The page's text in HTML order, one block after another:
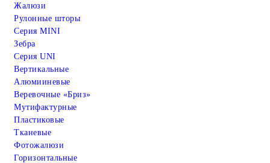
Жалюзи
Рулонные шторы
Серия MINI
Зебра
Серия UNI
Вертикальные
Алюмииневые
Веревочные «Бриз»
Мутифактурные
Пластиковые
Тканевые
Фотожалюзи
Горизонтальные